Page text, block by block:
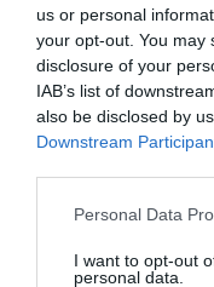
us or personal
your opt-out. You may
disclosure of your
IAB’s list of
also be disclosed by
Downstream
Please note that this
not limited to your
Personal Data
I want to opt-out
personal data.